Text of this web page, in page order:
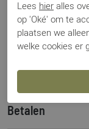
Los voetbed
Categorie
Kleur
Materiaal
Bestelcode
Betalen
Lees hier alles
op 'Oké' om te
plaatsen we
welke cookies er